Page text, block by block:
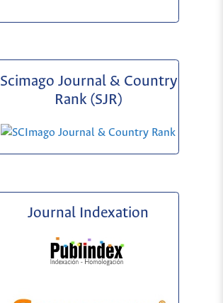
Scimago Journal & Country
Rank (SJR)
Journal Indexation